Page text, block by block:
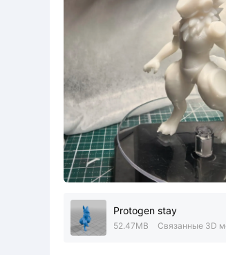
Protogen stay
52.47MB Связанные 3D